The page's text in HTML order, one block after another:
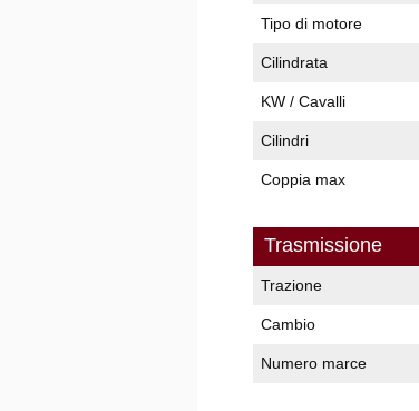
Tipo di motore
Cilindrata
KW / Cavalli
Cilindri
Coppia max
Trasmissione
Trazione
Cambio
Numero marce